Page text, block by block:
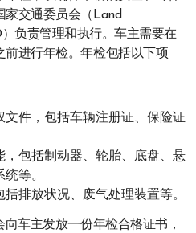
家交通委员会（Land
负责管理和执行。车主需要在
进行年检。年检包括以下项
文件，包括车辆注册证、保险证
，包括制动器、轮胎、底盘、悬
等。
排放状况、废气处理装置等。
车主发放一份年检合格证书，